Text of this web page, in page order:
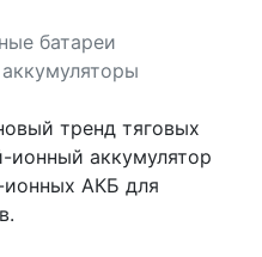
батареи
тренд тяговых
ионный аккумулятор
АКБ для